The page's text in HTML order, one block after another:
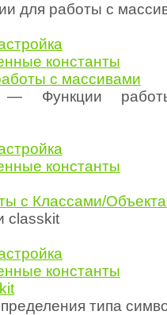
для работы с
константы
с массивами
Функции
константы
с Классами/
classkit
константы
типа